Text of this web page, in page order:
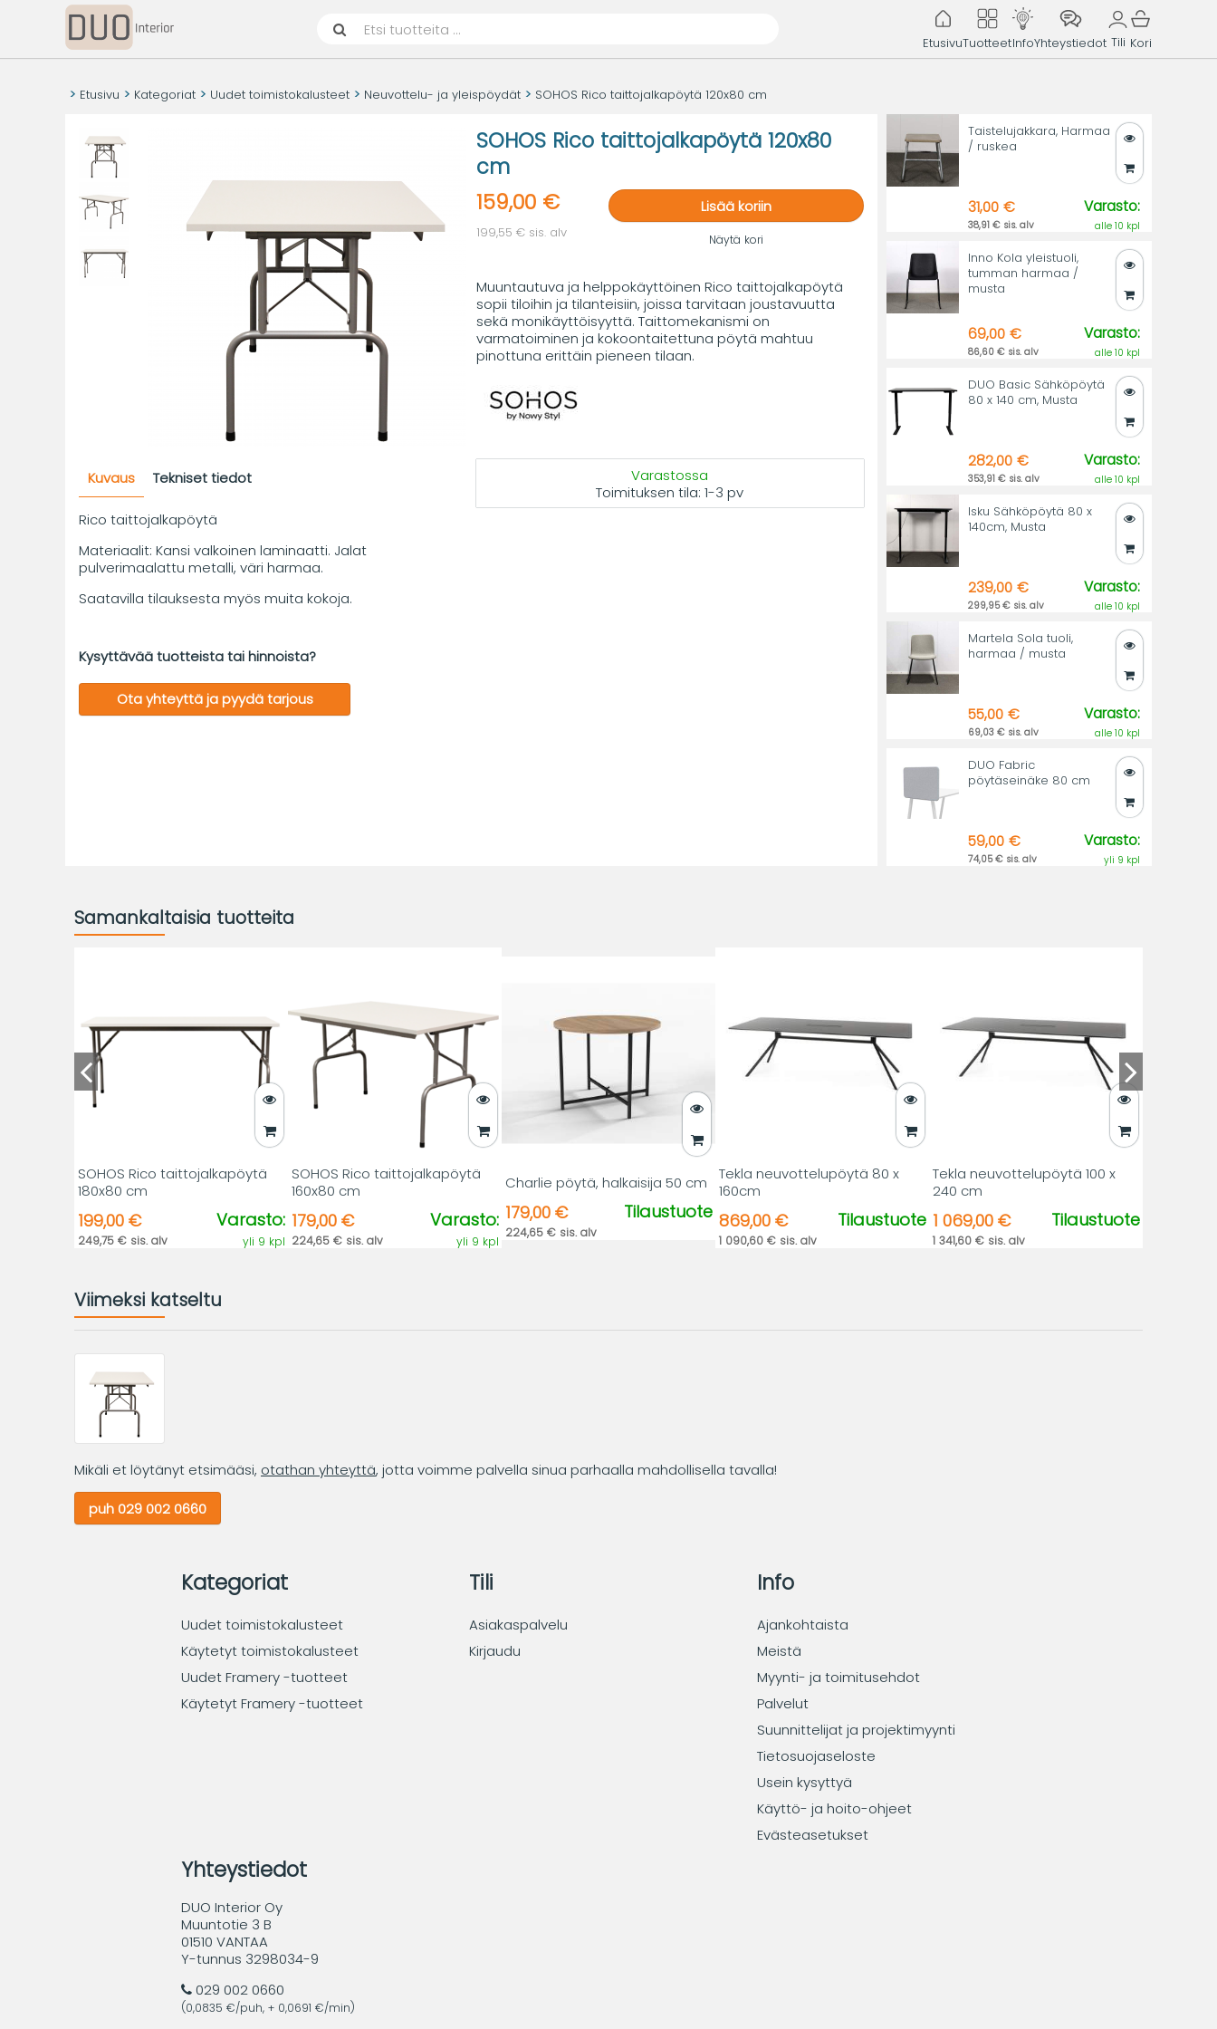
EtusivuTuotteetInfoYhteystiedot Tili Kori
Etusivu Kategoriat Uudet toimistokalusteet Neuvottelu- ja yleispöydät SOHOS Rico taittojalkapöytä 120x80 cm
SOHOS Rico taittojalkapöytä 120x80
cm
159,00 €
199,55 € sis. alv
Lisää koriin
Näytä kori
Muuntautuva ja helppokäyttöinen Rico taittojalkapöytä
sopii tiloihin ja tilanteisiin, joissa tarvitaan joustavuutta
sekä monikäyttöisyyttä. Taittomekanismi on
varmatoiminen ja kokoontaitettuna pöytä mahtuu
pinottuna erittäin pieneen tilaan.
Kuvaus Tekniset tiedot
Rico taittojalkapöytä
Materiaalit: Kansi valkoinen laminaatti. Jalat
pulverimaalattu metalli, väri harmaa.
Saatavilla tilauksesta myös muita kokoja.
Varastossa
Toimituksen tila:1-3 pv
Kysyttävää tuotteista tai hinnoista?
Ota yhteyttä ja pyydä tarjous
Taistelujakkara, Harmaa
/ ruskea
31,00 €
38,91 € sis. alv
Varasto:
alle 10 kpl
Inno Kola yleistuoli,
tumman harmaa /
musta
69,00 €
86,60 € sis. alv
Varasto:
alle 10 kpl
DUO Basic Sähköpöytä
80 x 140 cm, Musta
282,00 €
353,91 € sis. alv
Varasto:
alle 10 kpl
Isku Sähköpöytä 80 x
140cm, Musta
239,00 €
299,95 € sis. alv
Varasto:
alle 10 kpl
Martela Sola tuoli,
harmaa / musta
55,00 €
69,03 € sis. alv
Varasto:
alle 10 kpl
DUO Fabric
pöytäseinäke 80 cm
59,00 €
74,05 € sis. alv
Varasto:
yli 9 kpl
Samankaltaisia tuotteita
SOHOS Rico taittojalkapöytä
180x80 cm
199,00 €
249,75 € sis. alv
Varasto:
yli 9 kpl
SOHOS Rico taittojalkapöytä
160x80 cm
179,00 €
224,65 € sis. alv
Varasto:
yli 9 kpl
Charlie pöytä, halkaisija 50 cm
179,00 €
224,65 € sis. alv
Tilaustuote
Tekla neuvottelupöytä 80 x
160cm
869,00 €
1 090,60 € sis. alv
Tilaustuote
Tekla neuvottelupöytä 100 x
240 cm
1 069,00 €
1 341,60 € sis. alv
Tilaustuote
Viimeksi katseltu
Mikäli et löytänyt etsimääsi, otathan yhteyttä, jotta voimme palvella sinua parhaalla mahdollisella tavalla!
puh 029 002 0660
Kategoriat
Uudet toimistokalusteet
Käytetyt toimistokalusteet
Uudet Framery -tuotteet
Käytetyt Framery -tuotteet
Tili
Asiakaspalvelu
Kirjaudu
Info
Ajankohtaista
Meistä
Myynti- ja toimitusehdot
Palvelut
Suunnittelijat ja projektimyynti
Tietosuojaseloste
Usein kysyttyä
Käyttö- ja hoito-ohjeet
Evästeasetukset
Yhteystiedot
DUO Interior Oy
Muuntotie 3 B
01510 VANTAA
Y-tunnus 3298034-9
029 002 0660
(0,0835 €/puh, + 0,0691 €/min)